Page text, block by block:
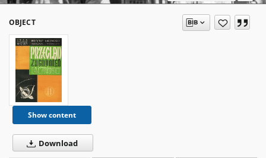
OBJECT
Show content
Download